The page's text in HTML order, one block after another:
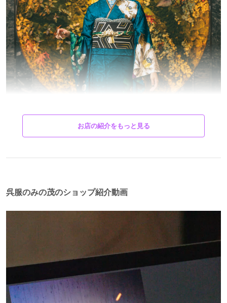
美しさは人の心を豊かに……
特約専門店ならではのお値打ち価格が、
お店の紹介をもっと見る
呉服のみの茂のショップ紹介動画